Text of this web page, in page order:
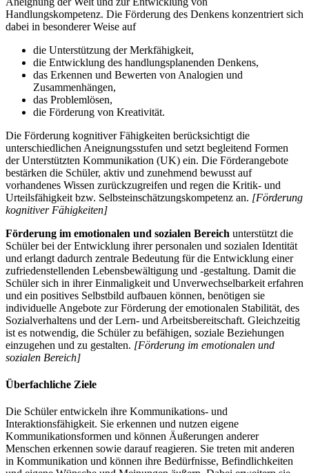
Handlungskompetenz. Die Förderung des Denkens konzentriert sich
dabei in besonderer Weise auf
die Unterstützung der Merkfähigkeit,
die Entwicklung des handlungsplanenden Denkens,
das Erkennen und Bewerten von Analogien und
Zusammenhängen,
das Problemlösen,
die Förderung von Kreativität.
Die Förderung kognitiver Fähigkeiten berücksichtigt die
unterschiedlichen Aneignungsstufen und setzt begleitend Formen
der Unterstützten Kommunikation (UK) ein. Die Förderangebote
bestärken die Schüler, aktiv und zunehmend bewusst auf
vorhandenes Wissen zurückzugreifen und regen die Kritik- und
Urteilsfähigkeit bzw. Selbsteinschätzungskompetenz an. [Förderung
kognitiver Fähigkeiten]
Förderung im emotionalen und sozialen Bereich unterstützt die
Schüler bei der Entwicklung ihrer personalen und sozialen Identität
und erlangt dadurch zentrale Bedeutung für die Entwicklung einer
zufriedenstellenden Lebensbewältigung und -gestaltung. Damit die
Schüler sich in ihrer Einmaligkeit und Unverwechselbarkeit erfahren
und ein positives Selbstbild aufbauen können, benötigen sie
individuelle Angebote zur Förderung der emotionalen Stabilität, des
Sozialverhaltens und der Lern- und Arbeitsbereitschaft. Gleichzeitig
ist es notwendig, die Schüler zu befähigen, soziale Beziehungen
einzugehen und zu gestalten. [Förderung im emotionalen und
sozialen Bereich]
Überfachliche Ziele
Die Schüler entwickeln ihre Kommunikations- und
Interaktionsfähigkeit. Sie erkennen und nutzen eigene
Kommunikationsformen und können Äußerungen anderer
Menschen erkennen sowie darauf reagieren. Sie treten mit anderen
in Kommunikation und können ihre Bedürfnisse, Befindlichkeiten